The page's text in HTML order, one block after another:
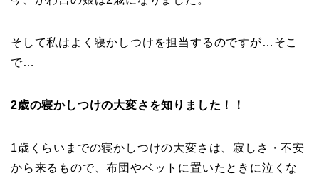
そして私はよく寝かしつけを担当するのですが…そこ
で…
2歳の寝かしつけの大変さを知りました！！
1歳くらいまでの寝かしつけの大変さは、寂しさ・不安
から来るもので、布団やベットに置いたときに泣くな